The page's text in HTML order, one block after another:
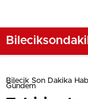
Bilecik Son Dakika
Gündem